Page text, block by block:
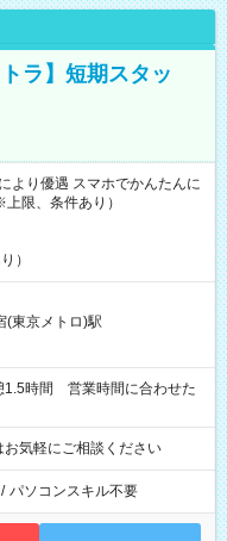
ラ】短期スタッ
り優遇 スマホでかんたんに
限、条件あり）
）
(東京メトロ)駅
気軽にご相談ください
/ パソコンスキル不要